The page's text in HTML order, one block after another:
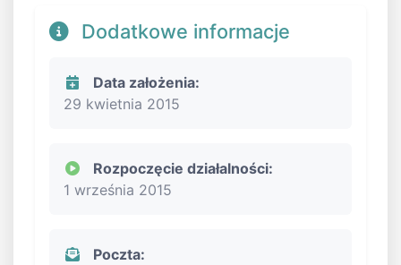
Dodatkowe informacje
Data założenia:
29 kwietnia 2015
Rozpoczęcie działalności:
1 września 2015
Poczta: